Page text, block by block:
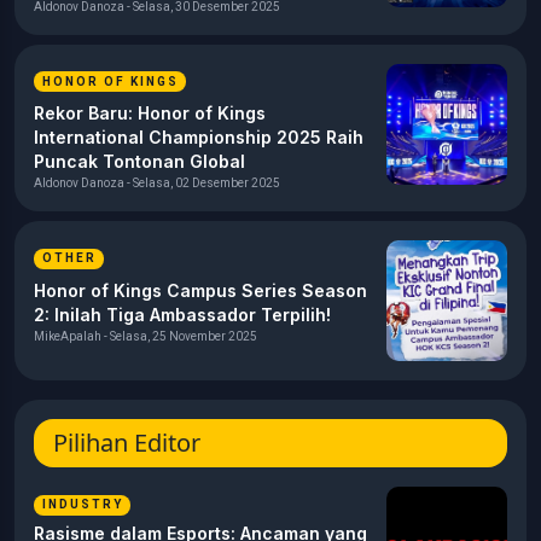
Aldonov Danoza - Selasa, 30 Desember 2025
HONOR OF KINGS
Rekor Baru: Honor of Kings
International Championship 2025 Raih
Puncak Tontonan Global
Aldonov Danoza - Selasa, 02 Desember 2025
OTHER
Honor of Kings Campus Series Season
2: Inilah Tiga Ambassador Terpilih!
MikeApalah - Selasa, 25 November 2025
Pilihan Editor
INDUSTRY
Rasisme dalam Esports: Ancaman yang